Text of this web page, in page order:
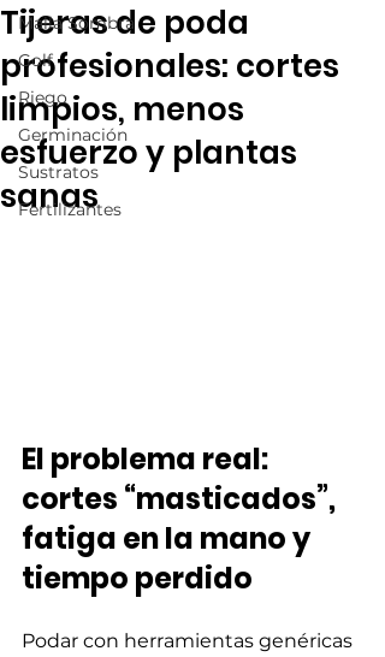
Malla Sombra
Golf
Riego
Germinación
Sustratos
Fertilizantes
Tijeras de poda
profesionales: cortes
limpios, menos
esfuerzo y plantas
sanas
El problema real:
cortes “masticados”,
fatiga en la mano y
tiempo perdido
Podar con herramientas genéricas